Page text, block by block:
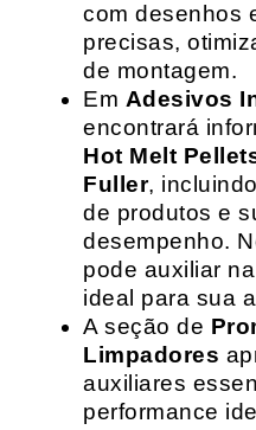
com desenhos
precisas,
de montagem.
Em Adesivos
encontrará
Hot Melt
Fuller,
de produtos e
desempenho.
pode auxiliar
ideal para sua
A seção de
Limpadores
auxiliares
performance